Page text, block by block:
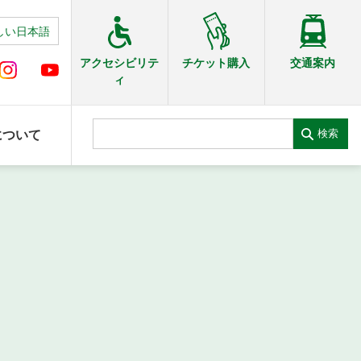
い日本語
アクセシビリテ
ィ
チケット購入 交通案内
いて 検索